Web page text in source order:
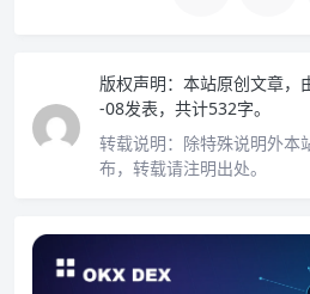
版权声明： 本站原创文章，
-08发表，共计532字。
转载说明： 除特殊说明外本
布，转载请注明出处。